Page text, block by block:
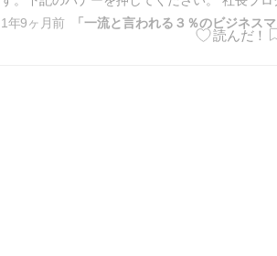
ング 仙台市ランキング こちらもよろしくお願
にほんブログ村 今日の日経新聞の文化の欄に
1年9ヶ月前